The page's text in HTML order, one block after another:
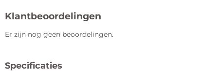
Klantbeoordelingen
Er zijn nog geen beoordelingen.
Specificaties